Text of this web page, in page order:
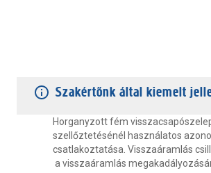
Szakértőnk által kiemelt
Horganyzott fém
szellőztetésénél használatos
csatlakoztatása. Visszaáramlás
a visszaáramlás